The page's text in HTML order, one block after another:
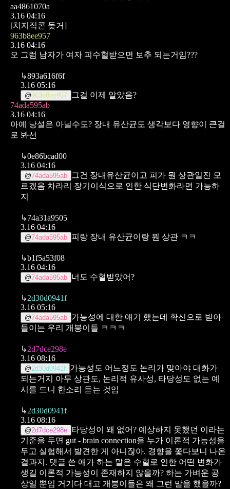
aa4861070a
3.16 04:16
[치지직콘 돚거]
963b8ee957
3.16 04:16
오 그럼 남자가 여자 피수혈받으면 보추 되는거임???
↳893a616f6f
3.16 05:16
@963b8ee957
그걸 이제 알았음?
74ada595ab
3.16 04:16
아예 낭설은 아닐수도? 장내 유산균도 생각보다 영향이 큰걸
로 봐선
↳0e86bcad00
3.16 04:16
@74ada595ab
그건 장내유산균이고 피가 뭔 상관일진 모
르겠음 차라리 장기이식으로 인한 식단변화라면 가능하
지
↳74a31a9505
3.16 04:16
@74ada595ab 피랑 장내 유산균이랑 뭔 상관 ㅋㅋ
↳b1f5a53f08
3.16 04:16
@74ada595ab 너도 수혈받았어?
↳2d30d0941f
3.16 05:16
@74ada595ab 가능성에 대한 얘기 했는데 확신으로 받아
들이는 우리 개붕이들 ㅋㅋㅋ
↳2d7dce298e
3.16 08:16
@2d30d0941f 가능성도 어느정도 논리가 맞아야 대화가
되는거지
아무 상관도, 논리적 유사성, 타당성도 없는 예
시를 드니 한소리 듣는 것임
↳2d30d0941f
3.16 08:16
@2d7dce298e 타당성이 왜 없어? 예상하지 못했던 이라는
기준을 두면 gut - brain connection을 누가 이론적 가능성을
두고 실험해서 발견한 게 아니잖아. 경향을 쫓다보니 나온
결과지. 댓글 쓴 애가 하는 말은 수혈로 인한 어떤 변화가
생길 이론적 가능성이 존재하지 않을까? 하는 가벼운 공
상일 뿐임 거기다 대고 개붕이들은 왜 그런 말을 했을까?